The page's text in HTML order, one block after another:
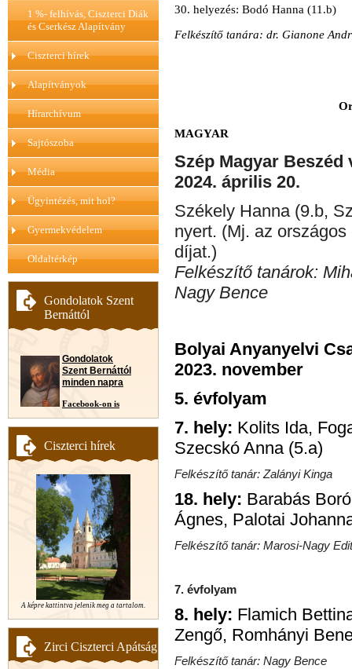
1 %- felhívás, Ciszterci Diák
és Cserkész Alapítvány
Ciszterci hírek
Alapítványok
Hírarchívum
Sajtószoba
Média
Ügyintézés, mit hol?
Gyermekvédelem
Oldaltérkép
Gondolatok Szent
Bernáttól
Gondolatok
Szent Bernáttól
minden napra
Facebook-on is
Ciszterci hírek
A képre kattintva jelenik meg a tartalom.
Zirci Ciszterci Apátság
30. helyezés: Bodó Hanna (11.b)
Felkészítő tanára: dr. Gianone
MAGYAR
Szép Magyar
2024. április 20.
Székely Hanna (9.b,
nyert. (Mj. az
díjat.)
Felkészítő tanárok:
Nagy Bence
Bolyai Anyanyelvi
2023. november
5. évfolyam
7. hely: Kolits Ida,
Szecskó Anna (5.a)
Felkészítő tanár: Zalányi Kinga
18. hely: Barabás
Ágnes, Palotai
Felkészítő tanár: Marosi-Nagy Edit
7. évfolyam
8. hely: Flamich
Zengő, Romhányi
Felkészítő tanár: Nagy Bence